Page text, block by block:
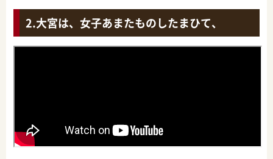
大宮は、女子あまたものしたまひて、